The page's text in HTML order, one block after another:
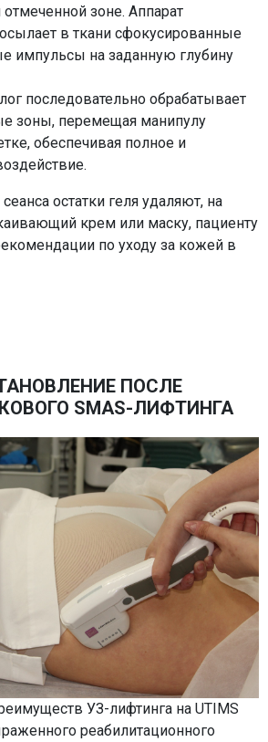
зоне. Аппарат
в ткани сфокусированные
импульсы на заданную глубину
последовательно обрабатывает
зоны, перемещая манипулу
обеспечивая полное и
остатки геля удаляют, на
крем или маску, пациенту
по уходу за кожей в
ПОСЛЕ
SMAS-ЛИФТИНГА
УЗ-лифтинга на UTIMS
реабилитационного